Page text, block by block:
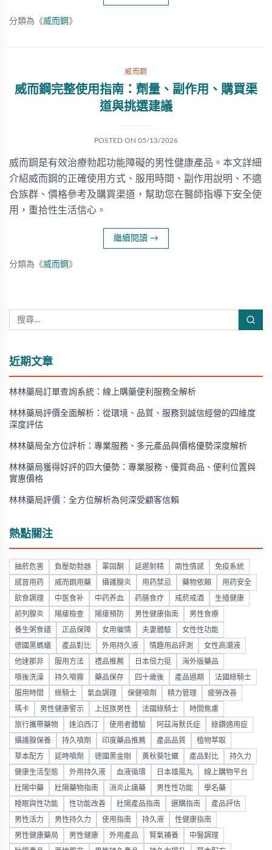
分類為《威而鋼 》
威而鋼
威而鋼完整使用指南：劑量、副作用、購買渠
道與挑選建議
POSTED ON 05/13/2026
威而鋼是有效治療勃起功能障礙的男性健康產品。本文詳細
介紹威而鋼的正確使用方式、服用時間、副作用說明、不適
合族群、價格參考及購買渠道，幫助您在醫師指導下安全使
用，重拾性生活信心。
繼續閱讀 →
分類為《威而鋼 》
近期文章
林林藥局訂單查詢系統：線上購藥便利服務全解析
林林藥局評價全面解析：從環境、品質、服務到誠信經營的四維度
深度評估
林林藥局全方位評析：專業服務、多元產品與價格優勢深度解析
林林藥局獲得好評的四大優勢：專業服務、優質商品、便利位置與
實惠價格
林林藥局評價：全方位解析為何深受顧客信賴
熱點關注
抽菸危害 負壓助勃器 睪固酮 延遲射精 兩性情感 免疫系統
感冒用药 威而鋼用藥 攝護腺炎 用药禁忌 藥物依賴 用药安全
飲食調理 中医食补 中药养血 药膳食疗 戒菸戒酒 生殖健康
前列腺炎 陽痿檢查 陽痿預防 男性健康指南 男性食療
養生粥食譜 正品保障 女用催情 夫妻體驗 女性性功能
德國黑螞蟻 產品對比 外用持久液 情趣用品評測 女性高潮液
他達那非 服用方法 禮品推薦 日本倍力挺 海外版藥品
噴後洗澡 持久噴霧 藥品保存 四十歲後 產品過期 法國綠騎士
服用時間 綠騎士 氣血調理 保健噴劑 精力管理 疲勞改善
瑪卡 男性健康警示 上班族男性 法國綠騎士 時間焦慮
旅行攜帶藥物 達泊西汀 使用者體驗 阿茲海默氏症 綠鑽適用症
攝護腺保養 持久噴劑 印度藥品推薦 產品品質 植物萃取
草本配方 延時噴劑 德國黑金剛 黃秋葵牡蠣 產品對比 持久力
健康生活型態 外用持久液 血液循環 日本雄風丸 線上購物平台
壯陽中藥 壯陽藥物指南 消炎止痛藥 男性性功能 學名藥
睡眠與性功能 性功能改善 壯陽產品指南 選購指南 產品評估
男性活力 男性持久力 使用指南 持久液 性健康指南
男性健康藥局 男性健康 外用產品 腎氣補養 中醫調理